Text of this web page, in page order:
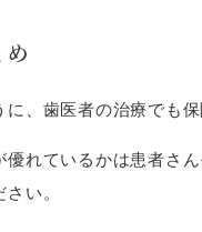
に、歯医者の治療でも
優れているかは患者さ
い。